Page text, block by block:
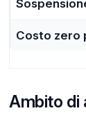
Costo zero
Ambito di